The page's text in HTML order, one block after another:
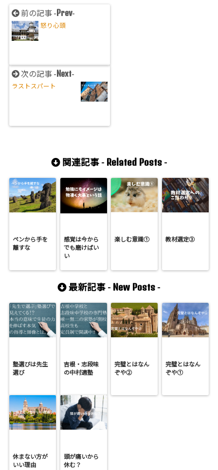
前の記事 -Prev-
怒り心頭
次の記事 -Next-
ラストスパート
関連記事 - Related Posts-
ペンから手を
離すな
感覚は今から
でも磨けばい
い
楽しむ意識① 教材選定③
最新記事 - New Posts -
塾選びは先生
選び
吉根・志段味
の中村適塾
完璧とはなん
ぞや②
完璧とはなん
ぞや①
休まない方が
いい理由
頭が痛いから
休む？